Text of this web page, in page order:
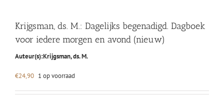
Krijgsman, ds. M.: Dagelijks begenadigd. Dagboek
voor iedere morgen en avond (nieuw)
Auteur(s):Krijgsman, ds. M.
€24,90 1 op voorraad